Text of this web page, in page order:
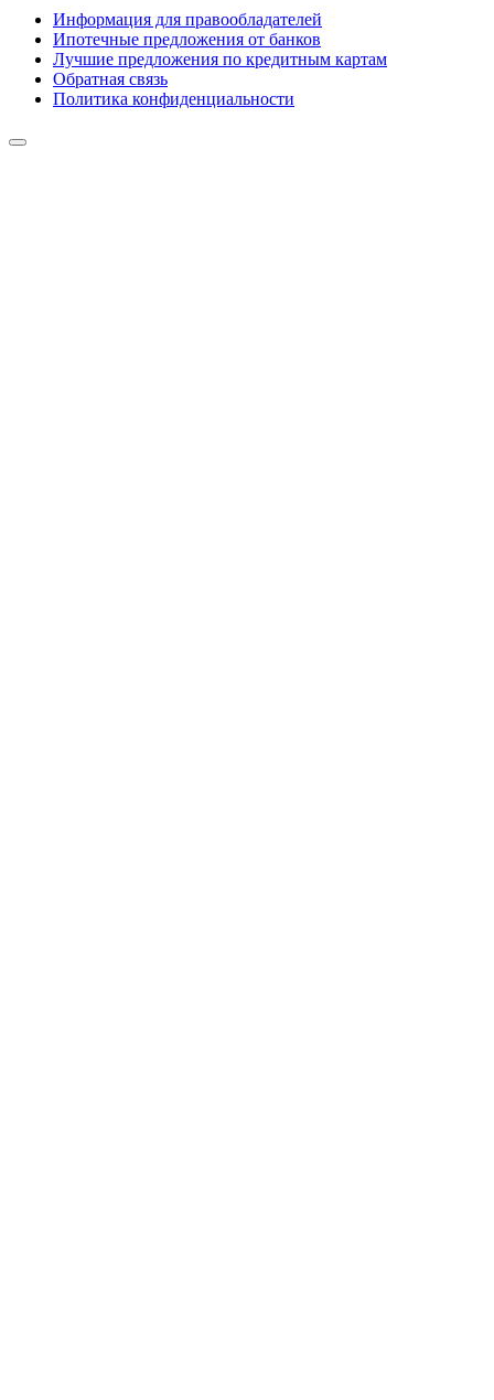
Информация для правообладателей
Ипотечные предложения от банков
Лучшие предложения по кредитным картам
Обратная связь
Политика конфиденциальности